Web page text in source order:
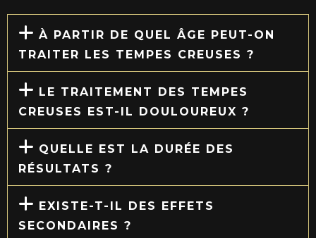
À PARTIR DE QUEL ÂGE PEUT-ON
TRAITER LES TEMPES CREUSES ?
LE TRAITEMENT DES TEMPES
CREUSES EST-IL DOULOUREUX ?
QUELLE EST LA DURÉE DES
RÉSULTATS ?
EXISTE-T-IL DES EFFETS
SECONDAIRES ?